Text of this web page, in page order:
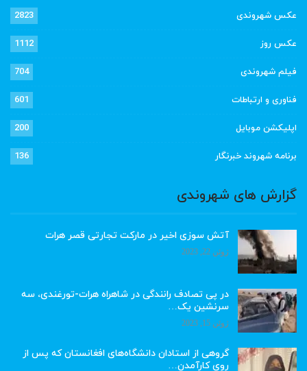
عکس شهروندی 2823
عکس روز 1112
فیلم شهروندی 704
فناوری و ارتباطات 601
اپلیکشن موبایل 200
برنامه شهروند خبرنگار 136
گزارش های شهروندی
آتش سوزی اخیر در مارکت تجارتی قصر هرات
ژوئن 22, 2023
در پی تصادف رانندگی در شاهراه هرات-تورغندی، سه
سرنشین یک…
ژوئن 15, 2023
گروهی از استادان دانشگاه‌های افغانستان که پس از
روی کارآمدن…